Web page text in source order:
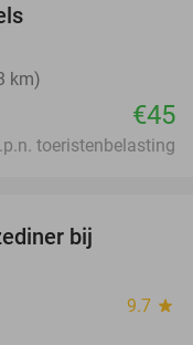
km)
€45
toeristenbelasting
bij
9.7 star